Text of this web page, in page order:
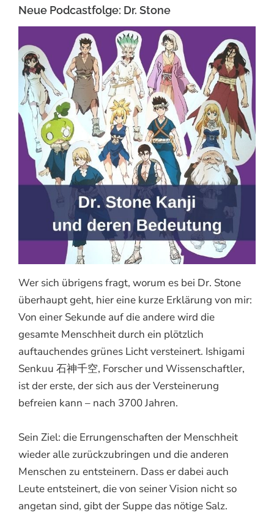
Neue Podcastfolge: Dr. Stone
Wer sich übrigens fragt, worum es bei Dr. Stone
überhaupt geht, hier eine kurze Erklärung von mir:
Von einer Sekunde auf die andere wird die
gesamte Menschheit durch ein plötzlich
auftauchendes grünes Licht versteinert. Ishigami
Senkuu 石神千空, Forscher und Wissenschaftler,
ist der erste, der sich aus der Versteinerung
befreien kann – nach 3700 Jahren.
Sein Ziel: die Errungenschaften der Menschheit
wieder alle zurückzubringen und die anderen
Menschen zu entsteinern. Dass er dabei auch
Leute entsteinert, die von seiner Vision nicht so
angetan sind, gibt der Suppe das nötige Salz.